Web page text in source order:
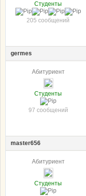
Студенты
205 сообщений
germes
Абитуриент
Студенты
97 сообщений
master656
Абитуриент
Студенты